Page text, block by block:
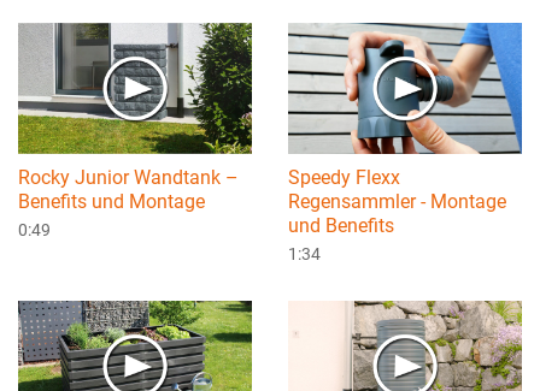
Rocky Junior Wandtank –
Benefits und Montage
0:49
Speedy Flexx
Regensammler - Montage
und Benefits
1:34